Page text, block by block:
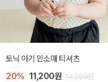
렌디 아기 라운지웨어
10% 18,900원 21,000원